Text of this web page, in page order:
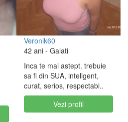
Veronik60
42 ani - Galati
Inca te mai astept. trebuie
sa fi din SUA, inteligent,
curat, serios, respectabi..
Vezi profil